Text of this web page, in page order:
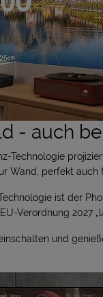
- auch
Technologie
Wand, perfekt auch
ist der
EU-Verordnung 2027
und